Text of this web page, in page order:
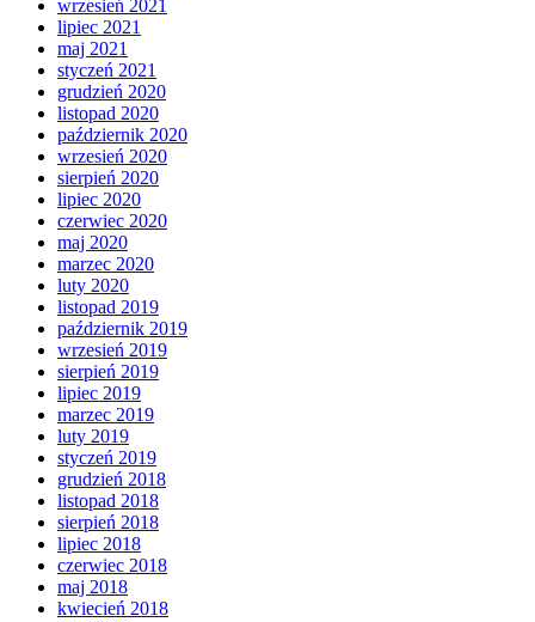
wrzesień 2021
lipiec 2021
maj 2021
styczeń 2021
grudzień 2020
listopad 2020
październik 2020
wrzesień 2020
sierpień 2020
lipiec 2020
czerwiec 2020
maj 2020
marzec 2020
luty 2020
listopad 2019
październik 2019
wrzesień 2019
sierpień 2019
lipiec 2019
marzec 2019
luty 2019
styczeń 2019
grudzień 2018
listopad 2018
sierpień 2018
lipiec 2018
czerwiec 2018
maj 2018
kwiecień 2018